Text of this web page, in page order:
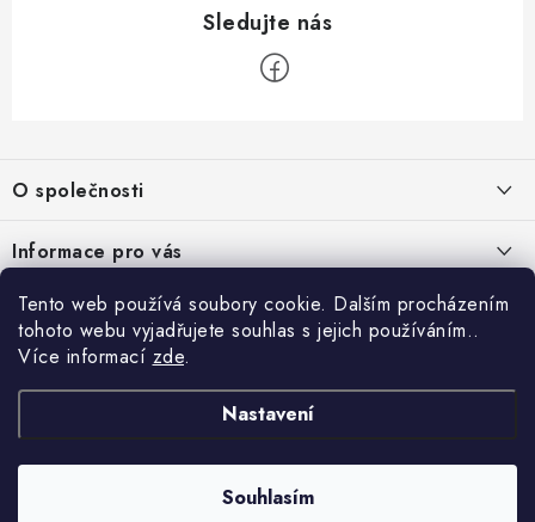
Tento web používá soubory cookie. Dalším procházením
tohoto webu vyjadřujete souhlas s jejich používáním..
Více informací zde.
Nastavení
Souhlasím
p
a
t
O společnosti
O nás
Recenze zákazníků
Novinky, návody, blog
Informace pro vás
Obchodní podmínky
Podmínky ochrany osobních údajů
Doprava
Způsoby platby
Přihlášení
E-mail
Heslo
Přijímáme online platby
Vytvořil Shoptet
Nastavil tým EshopyUmíme.cz